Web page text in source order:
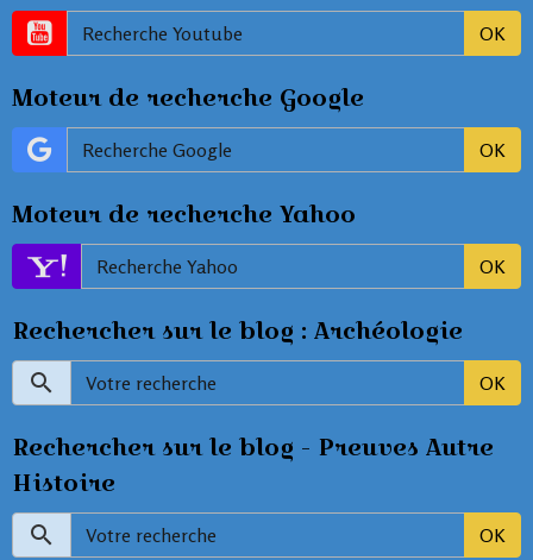
OK
Moteur de recherche Google
OK
Moteur de recherche Yahoo
OK
Rechercher sur le blog : Archéologie
OK
Rechercher sur le blog - Preuves Autre
Histoire
OK